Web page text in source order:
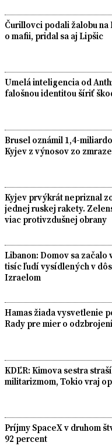
Čurillovci podali žalobu
o mafii, pridal sa aj Lipšic
Umelá inteligencia od
falošnou identitou šíriť
Brusel oznámil 1,4-
Kyjev z výnosov zo
Kyjev prvýkrát nepriznal
jednej ruskej rakety.
viac protivzdušnej obrany
Libanon: Domov sa začalo
tisíc ľudí vysídlených v
Izraelom
Hamas žiada vysvetlenie
Rady pre mier o
KDĽR: Kimova sestra
militarizmom, Tokio vraj
Príjmy SpaceX v druhom
92 percent